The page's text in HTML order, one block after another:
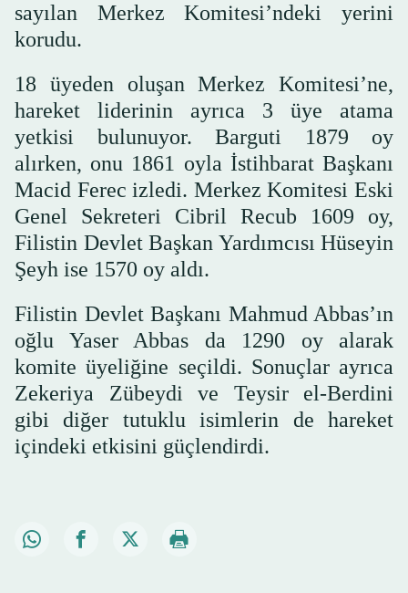
sayılan Merkez Komitesi’ndeki yerini
korudu.
18 üyeden oluşan Merkez Komitesi’ne,
hareket liderinin ayrıca 3 üye atama
yetkisi bulunuyor. Barguti 1879 oy
alırken, onu 1861 oyla İstihbarat Başkanı
Macid Ferec izledi. Merkez Komitesi Eski
Genel Sekreteri Cibril Recub 1609 oy,
Filistin Devlet Başkan Yardımcısı Hüseyin
Şeyh ise 1570 oy aldı.
Filistin Devlet Başkanı Mahmud Abbas’ın
oğlu Yaser Abbas da 1290 oy alarak
komite üyeliğine seçildi. Sonuçlar ayrıca
Zekeriya Zübeydi ve Teysir el-Berdini
gibi diğer tutuklu isimlerin de hareket
içindeki etkisini güçlendirdi.